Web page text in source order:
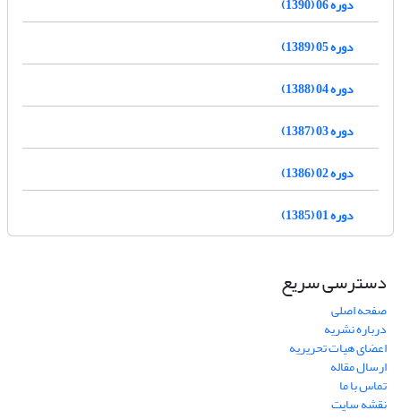
دوره 05 (1389)
دوره 04 (1388)
دوره 03 (1387)
دوره 02 (1386)
دوره 01 (1385)
دسترسی سریع
صفحه اصلی
درباره نشریه
اعضای هیات تحریریه
ارسال مقاله
تماس با ما
نقشه سایت